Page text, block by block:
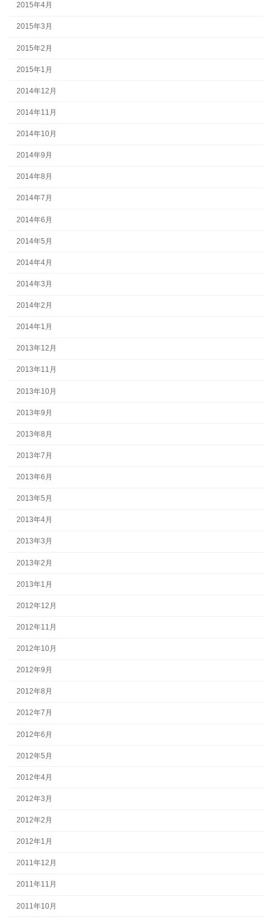
2015年4月
2015年3月
2015年2月
2015年1月
2014年12月
2014年11月
2014年10月
2014年9月
2014年8月
2014年7月
2014年6月
2014年5月
2014年4月
2014年3月
2014年2月
2014年1月
2013年12月
2013年11月
2013年10月
2013年9月
2013年8月
2013年7月
2013年6月
2013年5月
2013年4月
2013年3月
2013年2月
2013年1月
2012年12月
2012年11月
2012年10月
2012年9月
2012年8月
2012年7月
2012年6月
2012年5月
2012年4月
2012年3月
2012年2月
2012年1月
2011年12月
2011年11月
2011年10月